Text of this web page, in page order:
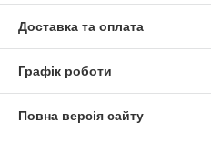
Доставка та оплата
Графік роботи
Повна версія сайту